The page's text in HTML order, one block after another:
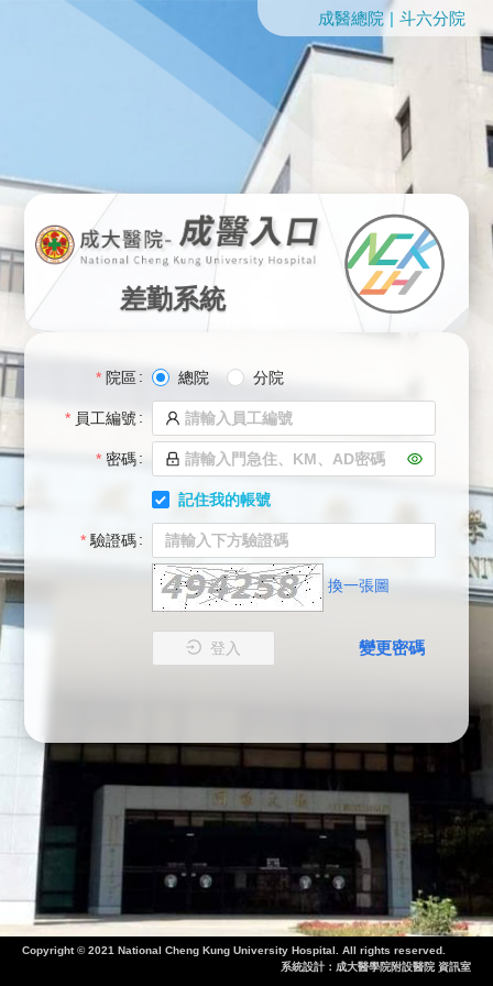
成醫總院 | 斗六分院
差勤系統
院區 總院 分院
員工編號
密碼
記住我的帳號
驗證碼
換一張圖
登入 變更密碼
Copyright © 2021 National Cheng Kung University Hospital. All rights reserved.
系統設計：成大醫學院附設醫院 資訊室